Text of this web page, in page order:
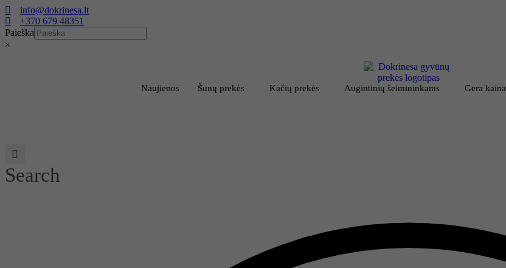
Eiti
prie
turinio
info@dokrinesa.lt
+370 679 48351
Paieška
×
Naujienos Šunų prekės Kačių prekės Augintinių šeimininkams Gera kaina
Search